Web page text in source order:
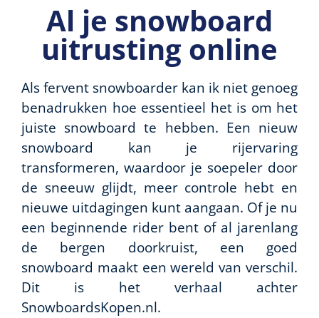
Al je snowboard
uitrusting online
Als fervent snowboarder kan ik niet genoeg
benadrukken hoe essentieel het is om het
juiste snowboard te hebben. Een nieuw
snowboard kan je rijervaring
transformeren, waardoor je soepeler door
de sneeuw glijdt, meer controle hebt en
nieuwe uitdagingen kunt aangaan. Of je nu
een beginnende rider bent of al jarenlang
de bergen doorkruist, een goed
snowboard maakt een wereld van verschil.
Dit is het verhaal achter
SnowboardsKopen.nl.